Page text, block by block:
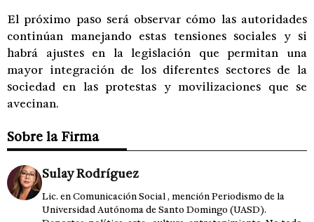
El próximo paso será observar cómo las autoridades
continúan manejando estas tensiones sociales y si
habrá ajustes en la legislación que permitan una
mayor integración de los diferentes sectores de la
sociedad en las protestas y movilizaciones que se
avecinan.
Sobre la Firma
Sulay Rodríguez
Lic. en Comunicación Social , mención Periodismo de la
Universidad Autónoma de Santo Domingo (UASD).